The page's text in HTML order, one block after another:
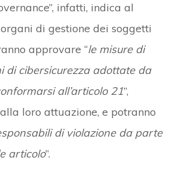
infatti, indica al
di gestione dei soggetti
approvare “le misure di
di cibersicurezza adottate da
all’articolo 21”,
loro attuazione, e potranno
di violazione da parte
articolo”.